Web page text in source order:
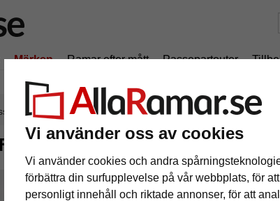
Vi använder oss av cookies
Vi använder cookies och andra
förbättra din surfupplevelse på vår webbplats, för
personligt innehåll och riktade annonser, för att
Märken Ramar efter mått Passepartouter
195 kr
Färdig-passepartout